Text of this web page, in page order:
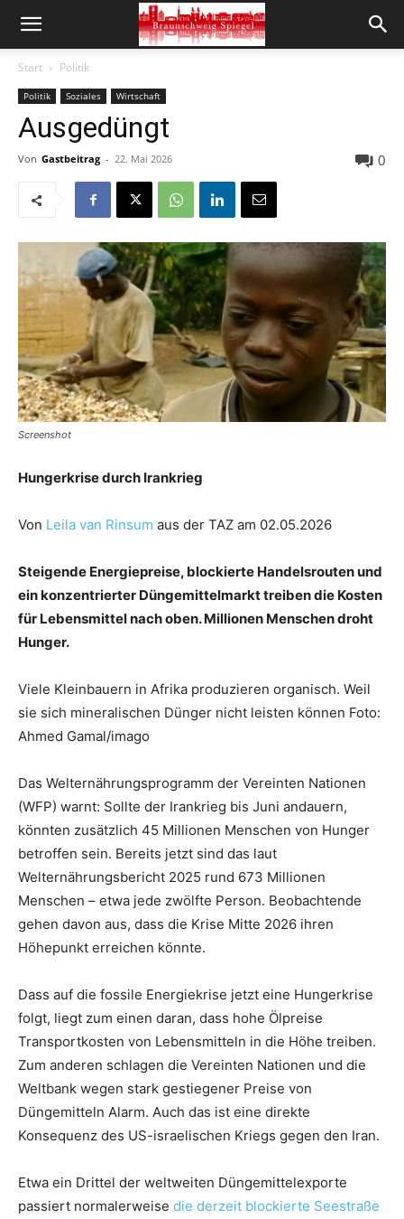
Start Politik
Politik Soziales Wirtschaft
Ausgedüngt
Von Gastbeitrag - 22. Mai 2026 0
Screenshot
Hungerkrise durch Irankrieg
Von Leila van Rinsum aus der TAZ am 02.05.2026
Steigende Energiepreise, blockierte Handelsrouten und
ein konzentrierter Düngemittelmarkt treiben die Kosten
für Lebensmittel nach oben. Millionen Menschen droht
Hunger.
Viele Kleinbauern in Afrika produzieren organisch. Weil
sie sich mineralischen Dünger nicht leisten können Foto:
Ahmed Gamal/imago
Das Welternährungsprogramm der Vereinten Nationen
(WFP) warnt: Sollte der Irankrieg bis Juni andauern,
könnten zusätzlich 45 Millionen Menschen von Hunger
betroffen sein. Bereits jetzt sind das laut
Welternährungsbericht 2025 rund 673 Millionen
Menschen – etwa jede zwölfte Person. Beobachtende
gehen davon aus, dass die Krise Mitte 2026 ihren
Höhepunkt erreichen könnte.
Dass auf die fossile Energiekrise jetzt eine Hungerkrise
folgt, liegt zum einen daran, dass hohe Ölpreise
Transportkosten von Lebensmitteln in die Höhe treiben.
Zum anderen schlagen die Vereinten Nationen und die
Weltbank wegen stark gestiegener Preise von
Düngemitteln Alarm. Auch das ist eine direkte
Konsequenz des US-israelischen Kriegs gegen den Iran.
Etwa ein Drittel der weltweiten Düngemittelexporte
passiert normalerweise die derzeit blockierte Seestraße